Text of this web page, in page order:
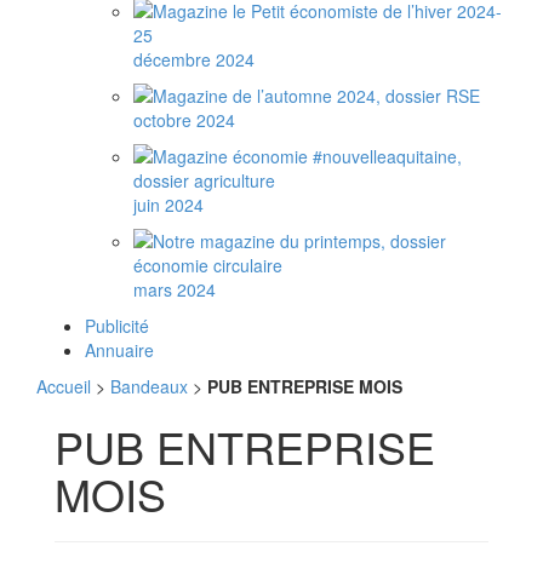
décembre 2024
octobre 2024
juin 2024
mars 2024
Publicité
Annuaire
Accueil > Bandeaux > PUB ENTREPRISE MOIS
PUB ENTREPRISE
MOIS